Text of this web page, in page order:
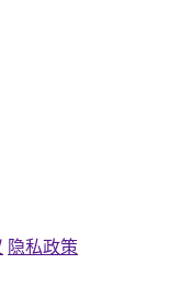
隐私政策